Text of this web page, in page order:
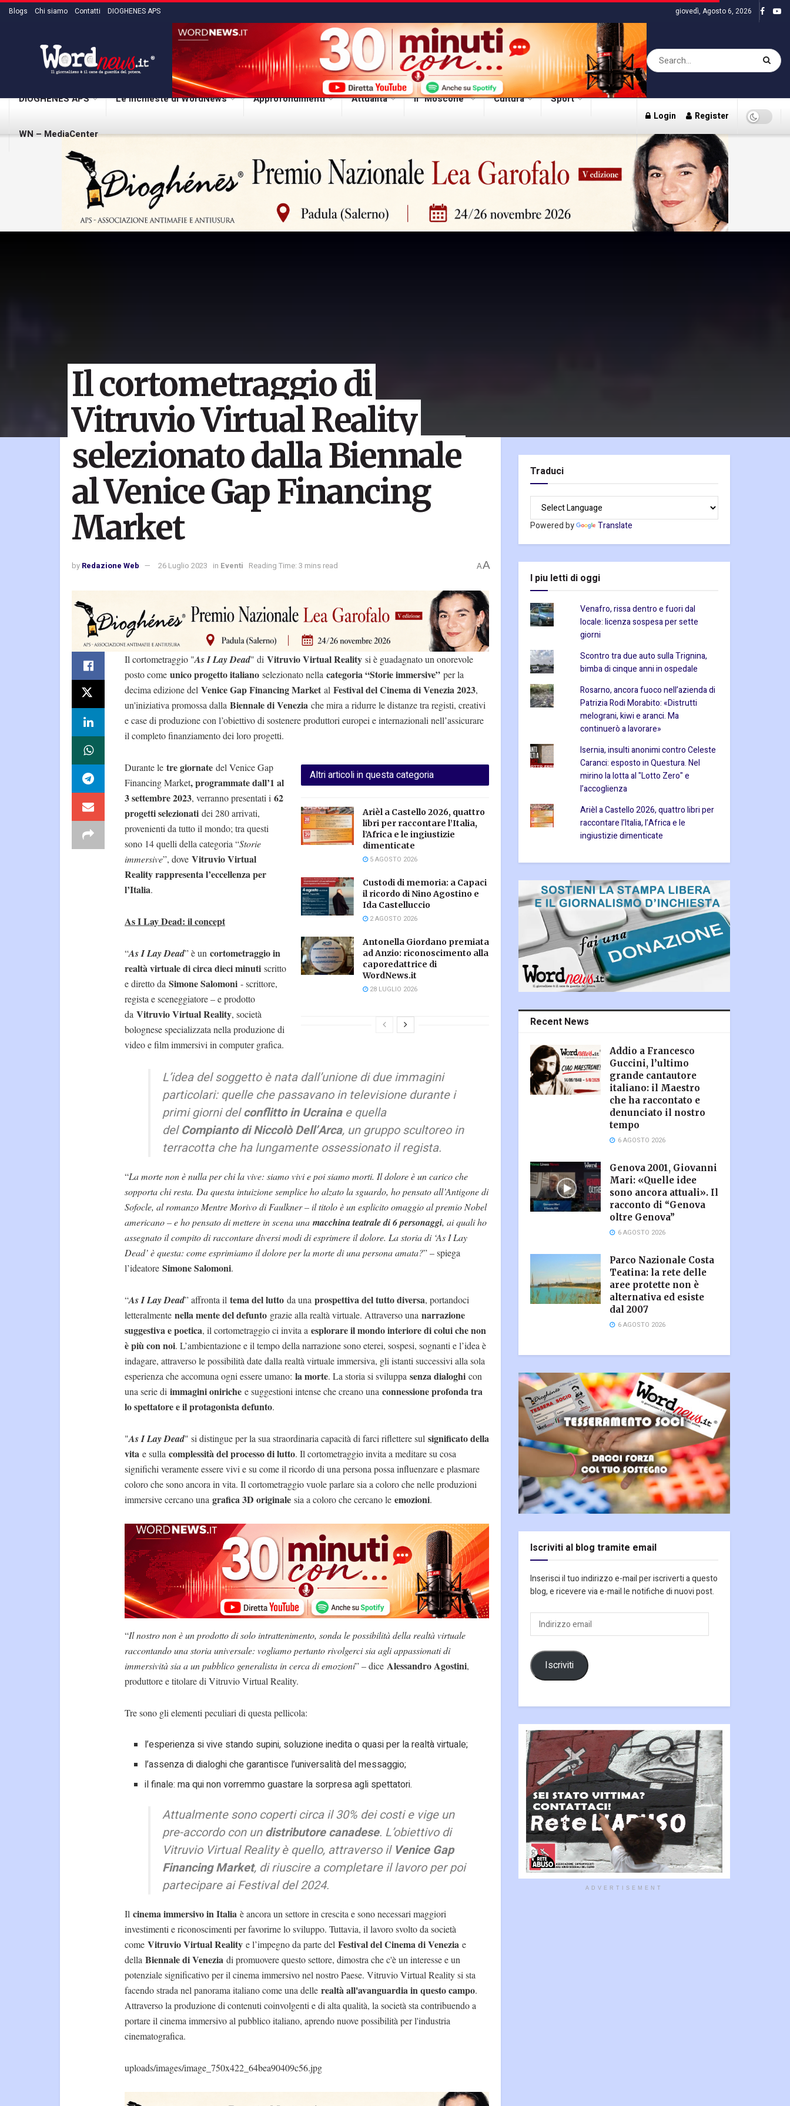
Blogs Chi siamo Contatti DIOGHENES APS giovedì, Agosto 6, 2026
DIOGHENES APS Le inchieste di WordNews Approfondimenti Attualità Il “Moscone” Cultura Sport
WN – MediaCenter
Login Register
Il cortometraggio di
Vitruvio Virtual Reality
selezionato dalla Biennale
al Venice Gap Financing
Market
by Redazione Web 26 Luglio 2023 in Eventi Reading Time: 3 mins read AA
Il cortometraggio "As I Lay Dead" di Vitruvio Virtual Reality si è guadagnato un onorevole
posto come unico progetto italiano selezionato nella categoria “Storie immersive” per la
decima edizione del Venice Gap Financing Market al Festival del Cinema di Venezia 2023,
un'iniziativa promossa dalla Biennale di Venezia che mira a ridurre le distanze tra registi, creativi
e case di produzione con l’obiettivo di sostenere produttori europei e internazionali nell’assicurare
il completo finanziamento dei loro progetti.
Altri articoli in questa categoria
Arièl a Castello 2026, quattro
libri per raccontare l’Italia,
l’Africa e le ingiustizie
dimenticate
5 AGOSTO 2026
Custodi di memoria: a Capaci
il ricordo di Nino Agostino e
Ida Castelluccio
2 AGOSTO 2026
Antonella Giordano premiata
ad Anzio: riconoscimento alla
caporedattrice di
WordNews.it
28 LUGLIO 2026
Durante le tre giornate del Venice Gap
Financing Market, programmate dall’1 al
3 settembre 2023, verranno presentati i 62
progetti selezionati dei 280 arrivati,
provenienti da tutto il mondo; tra questi
sono 14 quelli della categoria “Storie
immersive”, dove Vitruvio Virtual
Reality rappresenta l’eccellenza per
l’Italia.
As I Lay Dead: il concept
“As I Lay Dead” è un cortometraggio in
realtà virtuale di circa dieci minuti scritto
e diretto da Simone Salomoni - scrittore,
regista e sceneggiatore – e prodotto
da Vitruvio Virtual Reality, società
bolognese specializzata nella produzione di
video e film immersivi in computer grafica.
L’idea del soggetto è nata dall’unione di due immagini
particolari: quelle che passavano in televisione durante i
primi giorni delconflitto in Ucrainae quella
delCompiantodi Niccolò Dell’Arca, un gruppo scultoreo in
terracotta che ha lungamente ossessionato il regista.
“La morte non è nulla per chi la vive: siamo vivi e poi siamo morti. Il dolore è un carico che
sopporta chi resta. Da questa intuizione semplice ho alzato la sguardo, ho pensato all’Antigone di
Sofocle, al romanzo Mentre Morivo di Faulkner – il titolo è un esplicito omaggio al premio Nobel
americano – e ho pensato di mettere in scena una macchina teatrale di 6 personaggi, ai quali ho
assegnato il compito di raccontare diversi modi di esprimere il dolore. La storia di ‘As I Lay
Dead’ è questa: come esprimiamo il dolore per la morte di una persona amata?” – spiega
l’ideatore Simone Salomoni.
“As I Lay Dead” affronta il tema del lutto da una prospettiva del tutto diversa, portandoci
letteralmente nella mente del defunto grazie alla realtà virtuale. Attraverso una narrazione
suggestiva e poetica, il cortometraggio ci invita a esplorare il mondo interiore di colui che non
è più con noi. L’ambientazione e il tempo della narrazione sono eterei, sospesi, sognanti e l’idea è
indagare, attraverso le possibilità date dalla realtà virtuale immersiva, gli istanti successivi alla sola
esperienza che accomuna ogni essere umano: la morte. La storia si sviluppa senza dialoghi con
una serie di immagini oniriche e suggestioni intense che creano una connessione profonda tra
lo spettatore e il protagonista defunto.
"As I Lay Dead" si distingue per la sua straordinaria capacità di farci riflettere sul significato della
vita e sulla complessità del processo di lutto. Il cortometraggio invita a meditare su cosa
significhi veramente essere vivi e su come il ricordo di una persona possa influenzare e plasmare
coloro che sono ancora in vita. Il cortometraggio vuole parlare sia a coloro che nelle produzioni
immersive cercano una grafica 3D originale sia a coloro che cercano le emozioni.
“Il nostro non è un prodotto di solo intrattenimento, sonda le possibilità della realtà virtuale
raccontando una storia universale: vogliamo pertanto rivolgerci sia agli appassionati di
immersività sia a un pubblico generalista in cerca di emozioni” – dice Alessandro Agostini,
produttore e titolare di Vitruvio Virtual Reality.
Tre sono gli elementi peculiari di questa pellicola:
l’esperienza si vive stando supini, soluzione inedita o quasi per la realtà virtuale;
l’assenza di dialoghi che garantisce l’universalità del messaggio;
il finale: ma qui non vorremmo guastare la sorpresa agli spettatori.
Attualmente sono coperti circa il 30% dei costi e vige un
pre-accordo con undistributore canadese. L’obiettivo di
Vitruvio Virtual Reality è quello, attraverso il Venice Gap
Financing Market, di riuscire a completare il lavoro per poi
partecipare ai Festival del 2024.
Il cinema immersivo in Italia è ancora un settore in crescita e sono necessari maggiori
investimenti e riconoscimenti per favorirne lo sviluppo. Tuttavia, il lavoro svolto da società
come Vitruvio Virtual Reality e l’impegno da parte del Festival del Cinema di Venezia e
della Biennale di Venezia di promuovere questo settore, dimostra che c'è un interesse e un
potenziale significativo per il cinema immersivo nel nostro Paese. Vitruvio Virtual Reality si sta
facendo strada nel panorama italiano come una delle realtà all'avanguardia in questo campo.
Attraverso la produzione di contenuti coinvolgenti e di alta qualità, la società sta contribuendo a
portare il cinema immersivo al pubblico italiano, aprendo nuove possibilità per l'industria
cinematografica.
uploads/images/image_750x422_64bea90409c56.jpg
Traduci
Powered by Translate
I piu letti di oggi
Venafro, rissa dentro e fuori dal
locale: licenza sospesa per sette
giorni
Scontro tra due auto sulla Trignina,
bimba di cinque anni in ospedale
Rosarno, ancora fuoco nell’azienda di
Patrizia Rodi Morabito: «Distrutti
melograni, kiwi e aranci. Ma
continuerò a lavorare»
Isernia, insulti anonimi contro Celeste
Caranci: esposto in Questura. Nel
mirino la lotta al "Lotto Zero" e
l’accoglienza
Arièl a Castello 2026, quattro libri per
raccontare l’Italia, l’Africa e le
ingiustizie dimenticate
Recent News
Addio a Francesco
Guccini, l’ultimo
grande cantautore
italiano: il Maestro
che ha raccontato e
denunciato il nostro
tempo
6 AGOSTO 2026
Genova 2001, Giovanni
Mari: «Quelle idee
sono ancora attuali». Il
racconto di “Genova
oltre Genova”
6 AGOSTO 2026
Parco Nazionale Costa
Teatina: la rete delle
aree protette non è
alternativa ed esiste
dal 2007
6 AGOSTO 2026
Iscriviti al blog tramite email
Inserisci il tuo indirizzo e-mail per iscriverti a questo
blog, e ricevere via e-mail le notifiche di nuovi post.
Indirizzo
email
Iscriviti
ADVERTISEMENT